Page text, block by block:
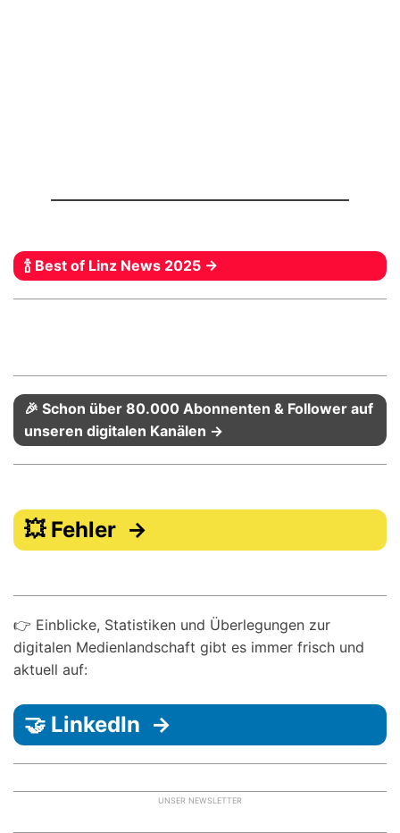
🍾 Best of Linz News 2025 →
🎉 Schon über 80.000 Abonnenten & Follower auf
unseren digitalen Kanälen →
💥 Fehler →
👉 Einblicke, Statistiken und Überlegungen zur
digitalen Medienlandschaft gibt es immer frisch und
aktuell auf:
🤝 LinkedIn →
UNSER NEWSLETTER